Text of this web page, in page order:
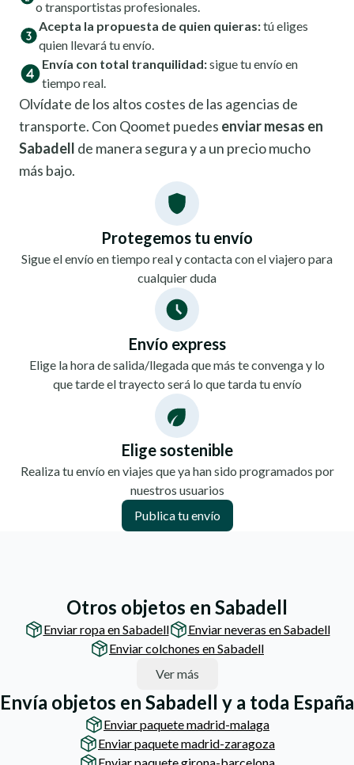
o transportistas profesionales.
Acepta la propuesta de quien quieras:tú eliges
quien llevará tu envío.
Envía con total tranquilidad:sigue tu envío en
tiempo real.
Olvídate de los altos costes de las agencias de
transporte. Con Qoomet puedes enviar mesas en
Sabadell de manera segura y a un precio mucho
más bajo.
Protegemos tu envío
Sigue el envío en tiempo real y contacta con el viajero para
cualquier duda
Envío express
Elige la hora de salida/llegada que más te convenga y lo
que tarde el trayecto será lo que tarda tu envío
Elige sostenible
Realiza tu envío en viajes que ya han sido programados por
nuestros usuarios
Publica tu envío
Otros objetos en Sabadell
Enviar ropa en Sabadell
Enviar neveras en Sabadell
Enviar colchones en Sabadell
Ver más
Envía objetos en Sabadell y a toda España
Enviar paquete madrid-malaga
Enviar paquete madrid-zaragoza